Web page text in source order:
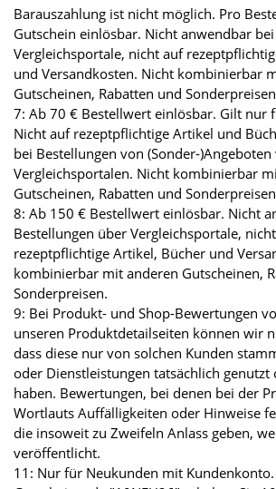
Barauszahlung ist nicht möglich. Pro
Gutschein einlösbar. Nicht anwendbar
Vergleichsportale, nicht auf
und Versandkosten. Nicht kombinierbar
Gutscheinen, Rabatten und Sonderpreisen
7: Ab 70 € Bestellwert einlösbar. Gilt nur
Nicht auf rezeptpflichtige Artikel und
bei Bestellungen von (Sonder-)Angeboten
Vergleichsportalen. Nicht kombinierbar
Gutscheinen, Rabatten und
8: Ab 150 € Bestellwert einlösbar. Nicht
Bestellungen über Vergleichsportale,
rezeptpflichtige Artikel, Bücher und
kombinierbar mit anderen Gutscheinen,
Sonderpreisen.
9: Bei Produkt- und Shop-Bewertungen
unseren Produktdetailseiten können wir
dass diese nur von solchen Kunden
oder Dienstleistungen tatsächlich genutzt
haben. Bewertungen, bei denen bei der
Wortlauts Auffälligkeiten oder Hinweise
die insoweit zu Zweifeln Anlass geben,
veröffentlicht.
11: Nur für Neukunden mit